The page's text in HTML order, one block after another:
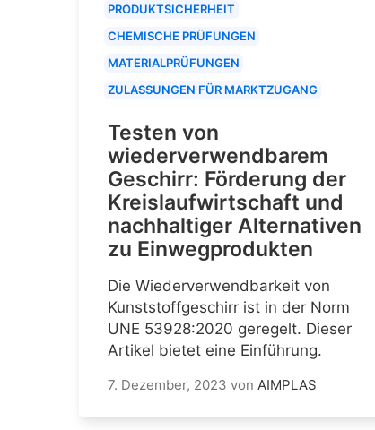
PRODUKTSICHERHEIT
CHEMISCHE PRÜFUNGEN
MATERIALPRÜFUNGEN
ZULASSUNGEN FÜR MARKTZUGANG
Testen von
wiederverwendbarem
Geschirr: Förderung der
Kreislaufwirtschaft und
nachhaltiger Alternativen
zu Einwegprodukten
Die Wiederverwendbarkeit von
Kunststoffgeschirr ist in der Norm
UNE 53928:2020 geregelt. Dieser
Artikel bietet eine Einführung.
7. Dezember, 2023 von AIMPLAS